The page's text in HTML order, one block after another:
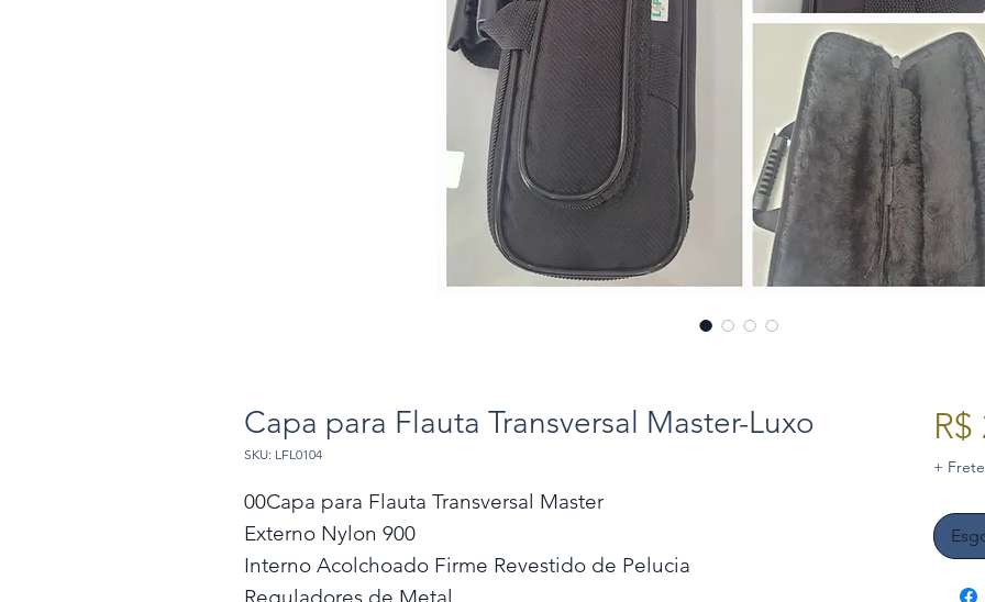
Capa para Flauta Transversal Master-Luxo
SKU: LFL0104
00Capa para Flauta Transversal Master
Externo Nylon 900
Interno Acolchoado Firme Revestido de Pelucia
+ Frete